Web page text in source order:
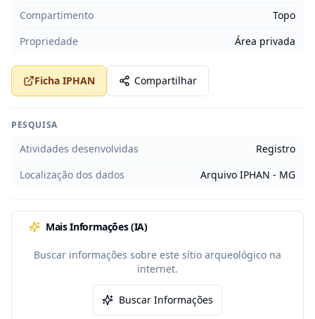
Compartimento
Topo
Propriedade
Área privada
Ficha IPHAN Compartilhar
PESQUISA
Atividades desenvolvidas
Registro
Localização dos dados
Arquivo IPHAN - MG
Mais Informações (IA)
Buscar informações sobre este sítio arqueológico na
internet.
Buscar Informações